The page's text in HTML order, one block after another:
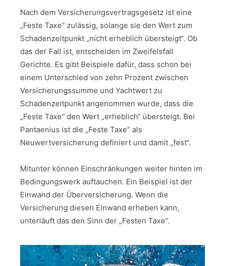
Nach dem Versicherungsvertragsgesetz ist eine
„Feste Taxe“ zulässig, solange sie den Wert zum
Schadenzeitpunkt „nicht erheblich übersteigt“. Ob
das der Fall ist, entscheiden im Zweifelsfall
Gerichte. Es gibt Beispiele dafür, dass schon bei
einem Unterschied von zehn Prozent zwischen
Versicherungssumme und Yachtwert zu
Schadenzeitpunkt angenommen wurde, dass die
„Feste Taxe“ den Wert „erheblich“ übersteigt. Bei
Pantaenius ist die „Feste Taxe“ als
Neuwertversicherung definiert und damit „fest“.
Mitunter können Einschränkungen weiter hinten im
Bedingungswerk auftauchen. Ein Beispiel ist der
Einwand der Überversicherung. Wenn die
Versicherung diesen Einwand erheben kann,
unterläuft das den Sinn der „Festen Taxe“.